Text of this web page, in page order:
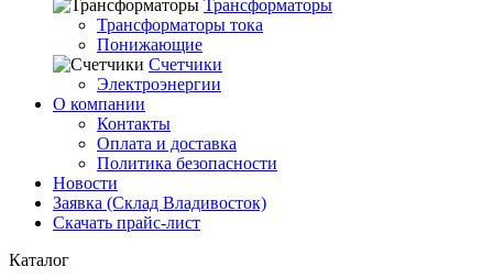
Трансформаторы
Трансформаторы тока
Понижающие
Счетчики
Электроэнергии
О компании
Контакты
Оплата и доставка
Политика безопасности
Новости
Заявка (Склад Владивосток)
Скачать прайс-лист
Каталог